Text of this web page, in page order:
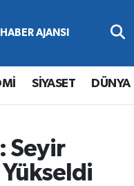
SİYASET DÜNYA
Seyir